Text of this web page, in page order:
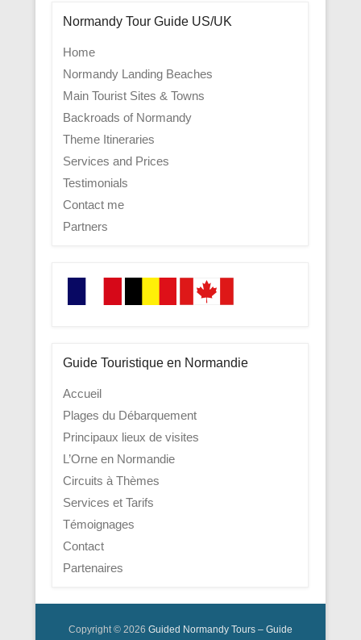
Normandy Tour Guide US/UK
Home
Normandy Landing Beaches
Main Tourist Sites & Towns
Backroads of Normandy
Theme Itineraries
Services and Prices
Testimonials
Contact me
Partners
Guide Touristique en Normandie
Accueil
Plages du Débarquement
Principaux lieux de visites
L’Orne en Normandie
Circuits à Thèmes
Services et Tarifs
Témoignages
Contact
Partenaires
Copyright © 2026 Guided Normandy Tours – Guide